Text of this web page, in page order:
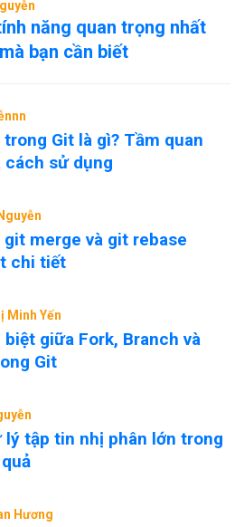
năng quan trọng nhất
bạn cần biết
Git là gì? Tầm quan
cách sử dụng
git merge và git rebase
chi tiết
Minh Yến
biệt giữa Fork, Branch và
Git
lý tập tin nhị phân lớn trong
Hương